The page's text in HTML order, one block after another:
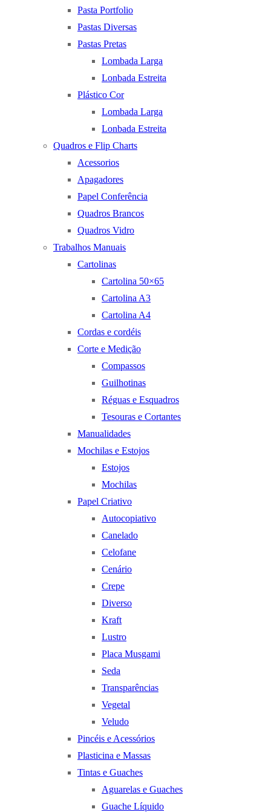
Pasta Portfolio
Pastas Diversas
Pastas Pretas
Lombada Larga
Lonbada Estreita
Plástico Cor
Lombada Larga
Lonbada Estreita
Quadros e Flip Charts
Acessorios
Apagadores
Papel Conferência
Quadros Brancos
Quadros Vidro
Trabalhos Manuais
Cartolinas
Cartolina 50×65
Cartolina A3
Cartolina A4
Cordas e cordéis
Corte e Medição
Compassos
Guilhotinas
Réguas e Esquadros
Tesouras e Cortantes
Manualidades
Mochilas e Estojos
Estojos
Mochilas
Papel Criativo
Autocopiativo
Canelado
Celofane
Cenário
Crepe
Diverso
Kraft
Lustro
Placa Musgami
Seda
Transparências
Vegetal
Veludo
Pincéis e Acessórios
Plasticina e Massas
Tintas e Guaches
Aguarelas e Guaches
Guache Líquido